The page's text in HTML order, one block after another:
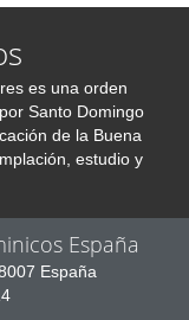
es una orden
Santo Domingo
de la Buena
estudio y
España
España